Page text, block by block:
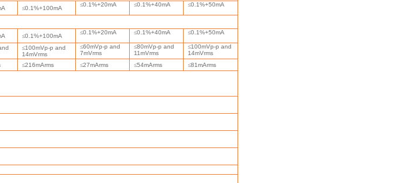
≤0.1%+100mA
≤0.1%+20mA ≤0.1%+40mA ≤0.1%+50mA
≤0.1%+100mA
≤0.1%+20mA ≤0.1%+40mA ≤0.1%+50mA
≤100mVp-p and
14mVrms
≤60mVp-p and
7mVrms
≤80mVp-p and
11mVrms
≤100mVp-p and
14mVrms
≤216mArms ≤27mArms ≤54mArms ≤81mArms